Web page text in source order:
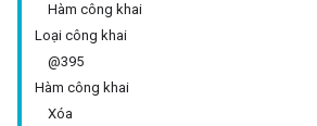
Hàm công khai
Loại công khai
@395
Hàm công khai
Xóa